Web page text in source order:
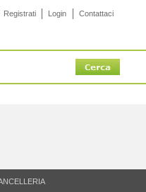
Registrati Login Contattaci